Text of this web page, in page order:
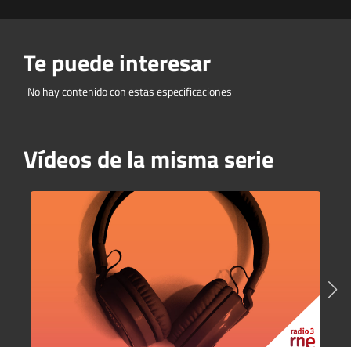
Te puede interesar
No hay contenido con estas especificaciones
Vídeos de la misma serie